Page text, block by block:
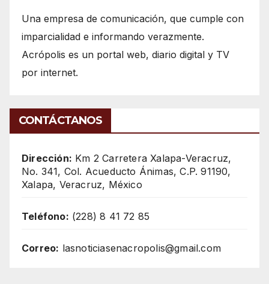
Una empresa de comunicación, que cumple con
imparcialidad e informando verazmente.
Acrópolis es un portal web, diario digital y TV
por internet.
CONTÁCTANOS
Dirección: Km 2 Carretera Xalapa-Veracruz,
No. 341, Col. Acueducto Ánimas, C.P. 91190,
Xalapa, Veracruz, México
Teléfono: (228) 8 41 72 85
Correo: lasnoticiasenacropolis@gmail.com